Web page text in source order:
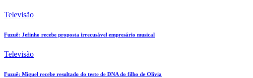
Televisão
Fuzuê: Jefinho recebe proposta irrecusável empresário musical
Televisão
Fuzuê: Miguel recebe resultado do teste de DNA do filho de Olívia